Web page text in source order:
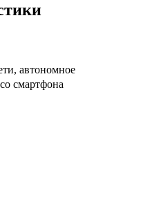
автономное
смартфона